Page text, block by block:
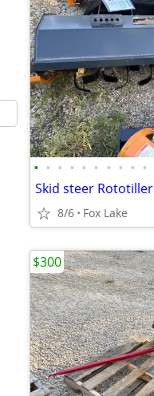
• • • • • • • • • •
Skid steer Rototiller
8/6 Fox Lake
$300